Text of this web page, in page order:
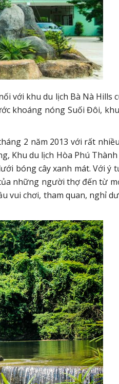
với khu du lịch Bà Nà Hills
khoáng nóng Suối Đôi,
2 năm 2013 với rất
Khu du lịch Hòa Phú Thành
bóng cây xanh mát. Với ý
những người thợ đến từ
vui chơi, tham quan, nghỉ